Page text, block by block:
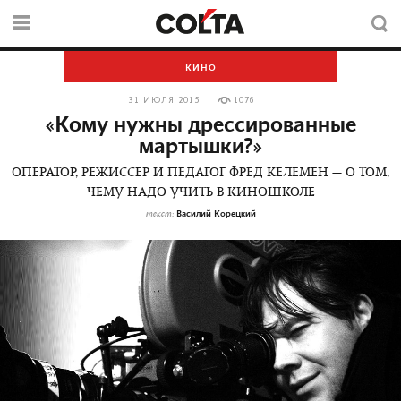
КИНО
31 ИЮЛЯ 2015 1076
«Кому нужны дрессированные
мартышки?»
ОПЕРАТОР, РЕЖИССЕР И ПЕДАГОГ ФРЕД КЕЛЕМЕН — О ТОМ,
ЧЕМУ НАДО УЧИТЬ В КИНОШКОЛЕ
текст: Василий Корецкий